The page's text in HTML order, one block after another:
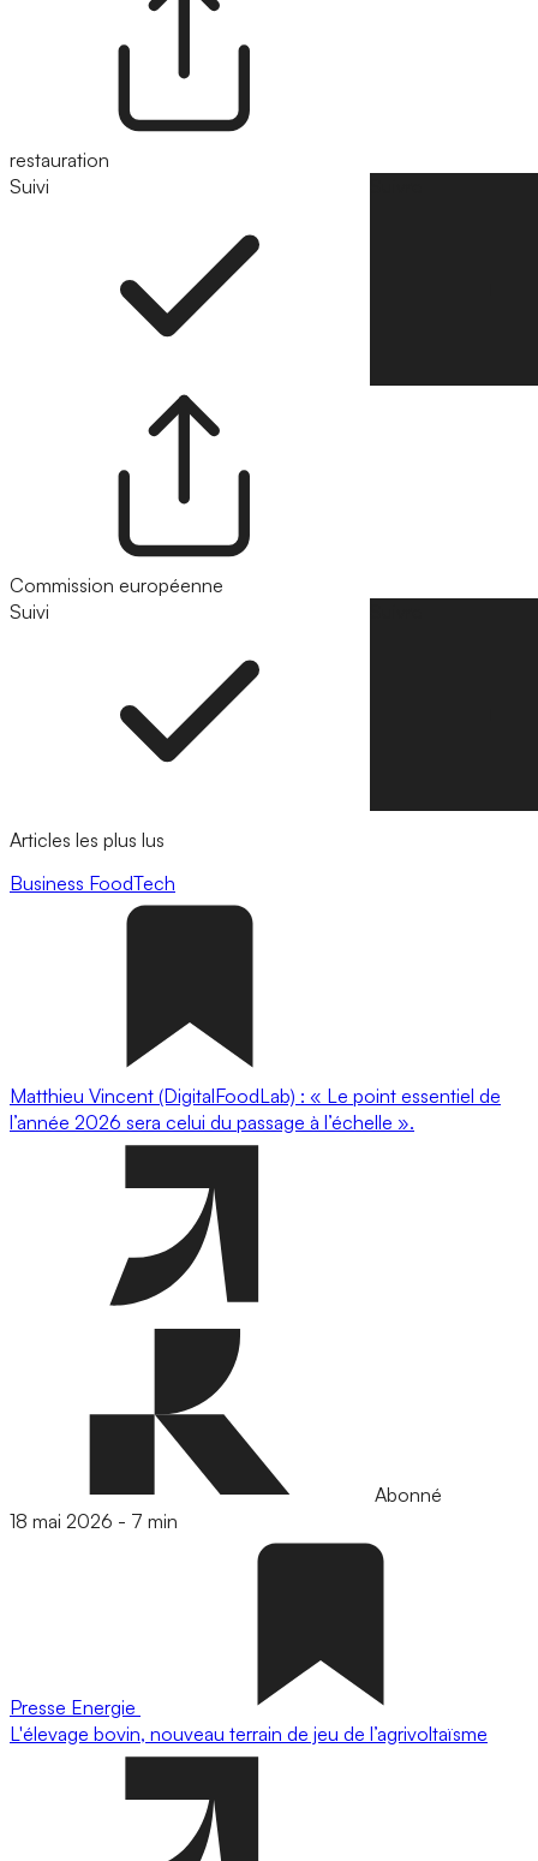
restauration
Suivi
Commission européenne
Suivi
Articles les plus lus
Business FoodTech
Matthieu Vincent (DigitalFoodLab) : « Le point essentiel de
l’année 2026 sera celui du passage à l’échelle ».
Abonné
18 mai 2026 - 7 min
Presse Energie
L'élevage bovin, nouveau terrain de jeu de l’agrivoltaïsme